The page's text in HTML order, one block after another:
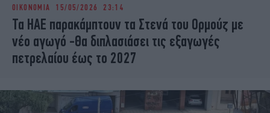
ΟΙΚΟΝΟΜΙΑ 15/05/2026 23:14
Τα ΗΑΕ παρακάμπτουν τα Στενά του Ορμούζ με
νέο αγωγό -Θα διπλασιάσει τις εξαγωγές
πετρελαίου έως το 2027